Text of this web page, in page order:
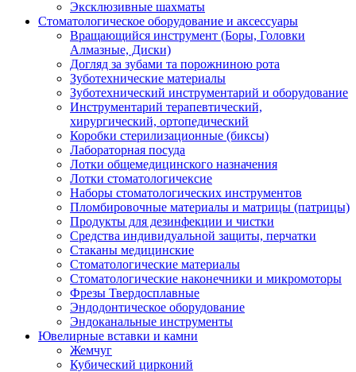
Эксклюзивные шахматы
Стоматологическое оборудование и аксессуары
Вращающийся инструмент (Боры, Головки
Алмазные, Диски)
Догляд за зубами та порожниною рота
Зуботехнические материалы
Зуботехнический инструментарий и оборудование
Инструментарий терапевтический,
хирургический, ортопедический
Коробки стерилизационные (биксы)
Лабораторная посуда
Лотки общемедицинского назначения
Лотки стоматологичексие
Наборы стоматологических инструментов
Пломбировочные материалы и матрицы (патрицы)
Продукты для дезинфекции и чистки
Средства индивидуальной защиты, перчатки
Стаканы медицинские
Стоматологические материалы
Стоматологические наконечники и микромоторы
Фрезы Твердосплавные
Эндодонтическое оборудование
Эндоканальные инструменты
Ювелирные вставки и камни
Жемчуг
Кубический цирконий